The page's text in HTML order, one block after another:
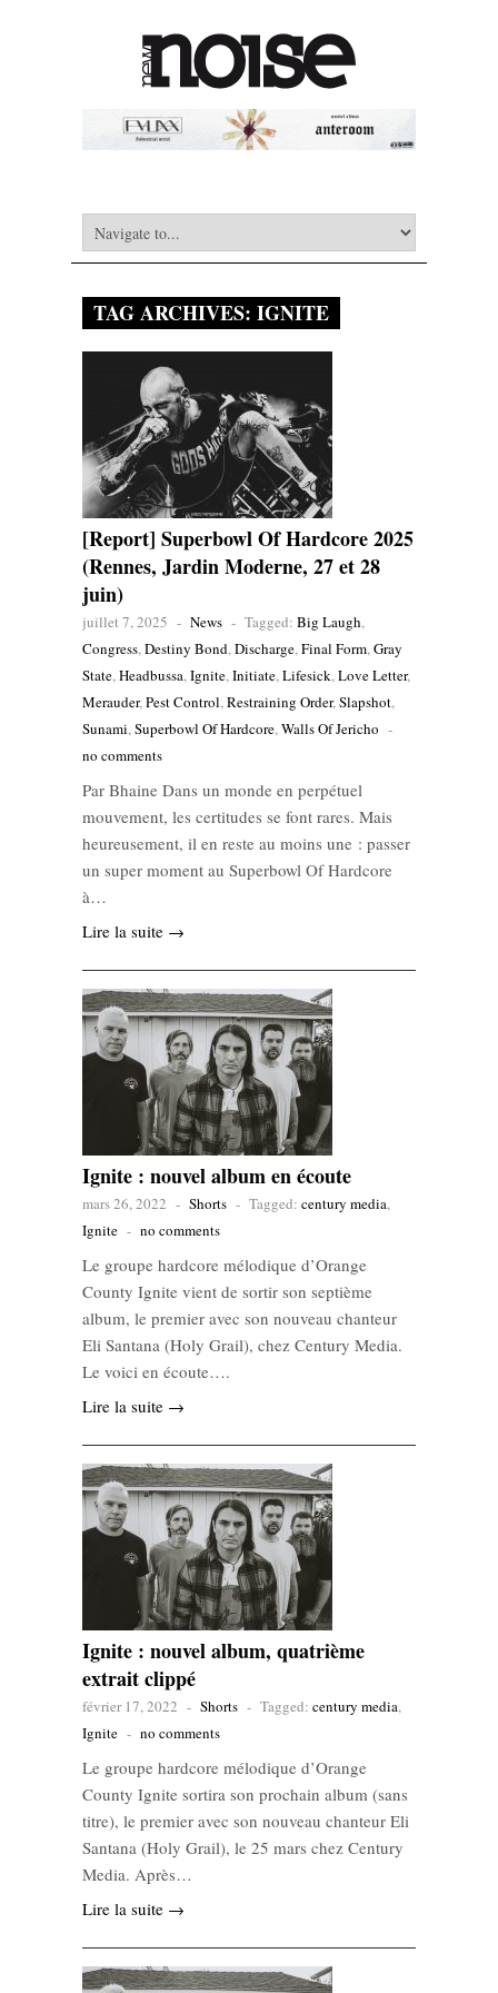
TAG ARCHIVES: IGNITE
[Report] Superbowl Of Hardcore 2025
(Rennes, Jardin Moderne, 27 et 28
juin)
juillet 7, 2025 - News - Tagged: Big Laugh,
Congress,Destiny Bond,Discharge,Final Form,Gray
State,Headbussa,Ignite,Initiate,Lifesick,Love Letter,
Merauder,Pest Control,Restraining Order,Slapshot,
Sunami,Superbowl Of Hardcore,Walls Of Jericho -
no comments
Par Bhaine Dans un monde en perpétuel
mouvement, les certitudes se font rares. Mais
heureusement, il en reste au moins une : passer
un super moment au Superbowl Of Hardcore
à…
Lire la suite →
Ignite : nouvel album en écoute
mars 26, 2022 - Shorts - Tagged: century media,
Ignite - no comments
Le groupe hardcore mélodique d’Orange
County Ignite vient de sortir son septième
album, le premier avec son nouveau chanteur
Eli Santana (Holy Grail), chez Century Media.
Le voici en écoute….
Lire la suite →
Ignite : nouvel album, quatrième
extrait clippé
février 17, 2022 - Shorts - Tagged: century media,
Ignite - no comments
Le groupe hardcore mélodique d’Orange
County Ignite sortira son prochain album (sans
titre), le premier avec son nouveau chanteur Eli
Santana (Holy Grail), le 25 mars chez Century
Media. Après…
Lire la suite →